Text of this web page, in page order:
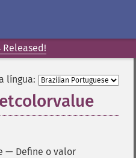
Released!
língua:
— Define o valor